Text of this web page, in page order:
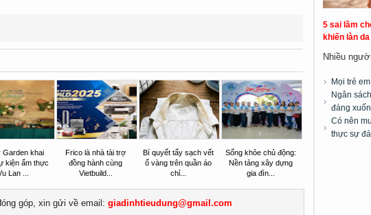
Garden khai
kiện ẩm thực
Lan ...
Frico là nhà tài trợ
đồng hành cùng
Vietbuild...
Bí quyết tẩy sạch vết
ố vàng trên quần áo
chỉ...
Sống khỏe chủ động:
Nền tảng xây dựng
gia đìn...
góp, xin gửi về email: giadinhtieudung@gmail.com
5 sai lầm
khiến làn
Nhiều
Mọi trẻ
Ngân
đáng
Có nên
thực sự